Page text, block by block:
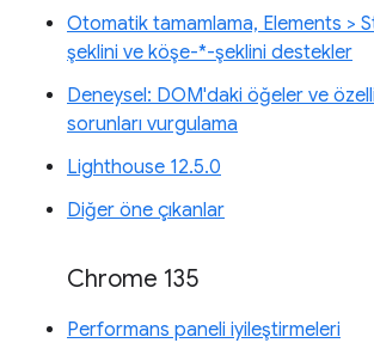
Otomatik tamamlama, Elements >
şeklini ve köşe-*-şeklini destekler
Deneysel: DOM'daki öğeler ve
sorunları vurgulama
Lighthouse 12.5.0
Diğer öne çıkanlar
Chrome 135
Performans paneli iyileştirmeleri